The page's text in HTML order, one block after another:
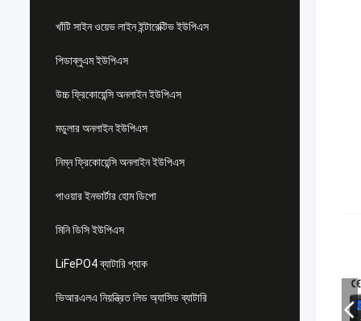
খাঁটি সাইন ওয়েভ লাইন ইন্টারেক্টিভ ইউপিএস
পিডাব্লুএম ইউপিএস
উচ্চ ফ্রিকোয়েন্সি অনলাইন ইউপিএস
মডুলার অনলাইন ইউপিএস
নিম্ন ফ্রিকোয়েন্সি অনলাইন ইউপিএস
পাওয়ার ইনভার্টার হোম ডিপো
মিনি ডিসি ইউপিএস
LiFePO4 ব্যাটারি প্যাক
ভিআরএলএ নিয়ন্ত্রিত লিড অ্যাসিড ব্যাটারি